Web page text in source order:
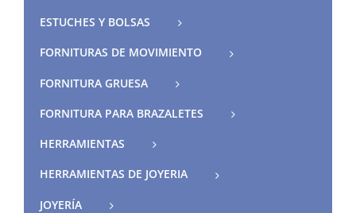
ESTUCHES Y BOLSAS
FORNITURAS DE MOVIMIENTO
FORNITURA GRUESA
FORNITURA PARA BRAZALETES
HERRAMIENTAS
HERRAMIENTAS DE JOYERIA
JOYERÍA